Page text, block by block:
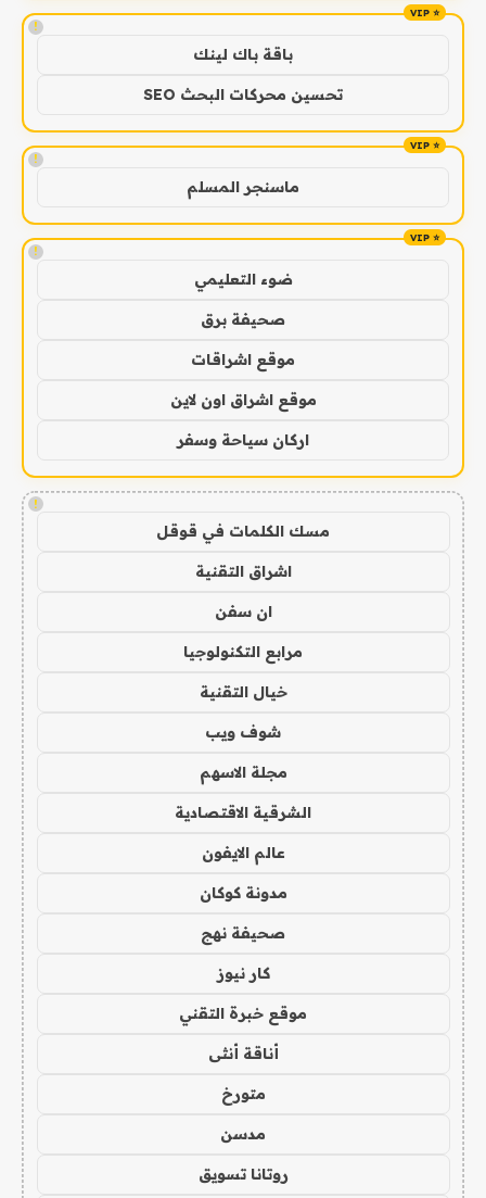
!
باقة باك لينك
تحسين محركات البحث SEO
!
ماسنجر المسلم
!
ضوء التعليمي
صحيفة برق
موقع اشراقات
موقع اشراق اون لاين
اركان سياحة وسفر
!
مسك الكلمات في قوقل
اشراق التقنية
ان سفن
مرابع التكنولوجيا
خيال التقنية
شوف ويب
مجلة الاسهم
الشرقية الاقتصادية
عالم الايفون
مدونة كوكان
صحيفة نهج
كار نيوز
موقع خبرة التقني
أناقة أنثى
متورخ
مدسن
روتانا تسويق